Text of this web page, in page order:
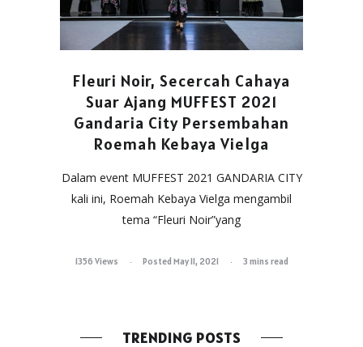
Fleuri Noir, Secercah Cahaya
Suar Ajang MUFFEST 2021
Gandaria City Persembahan
Roemah Kebaya Vielga
Dalam event MUFFEST 2021 GANDARIA CITY
kali ini, Roemah Kebaya Vielga mengambil
tema “Fleuri Noir”yang
1356 Views Posted May 11, 2021 3 mins read
TRENDING POSTS